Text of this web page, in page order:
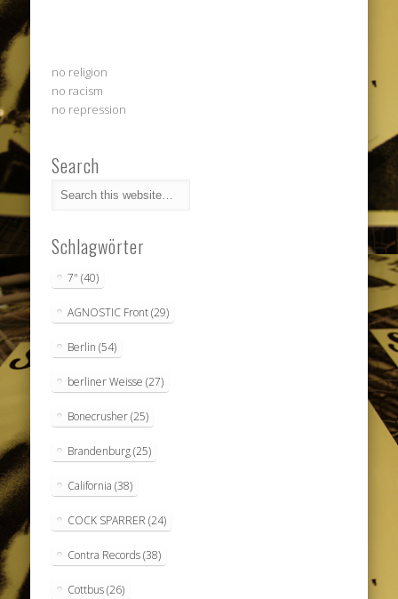
no religion
no racism
no repression
Search
Schlagwörter
7" (40)
AGNOSTIC Front(29)
Berlin (54)
berliner Weisse (27)
Bonecrusher(25)
Brandenburg(25)
California (38)
COCK SPARRER (24)
Contra Records(38)
Cottbus(26)